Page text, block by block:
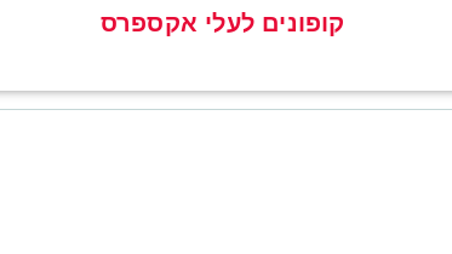
קופונים לעלי אקספרס